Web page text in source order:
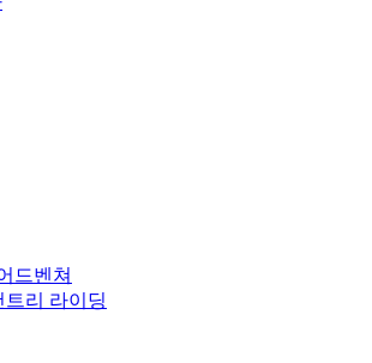
드벤쳐
트리 라이딩